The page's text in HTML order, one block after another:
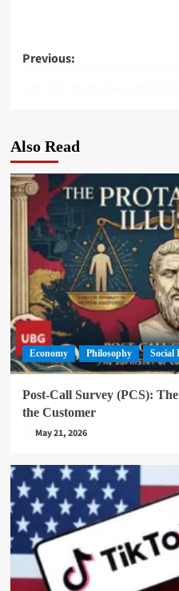
Post
Previous:
বাংলাদেশের পরিস্থিতি নিয়ে ভারতের
Also Read
Economy Philosophy Social
Post-Call Survey (PCS):
the Customer
May 21, 2026